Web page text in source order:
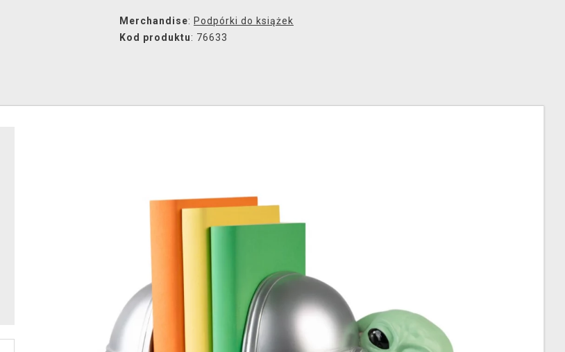
Merchandise: Podpórki do książek
Kod produktu: 76633